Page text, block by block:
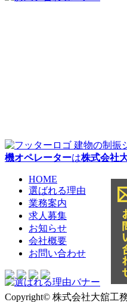
建物の制振
機オペレーターは株式会社
HOME
選ばれる理由
業務案内
求人募集
お知らせ
会社概要
お問い合わせ
Copyright© 株式会社大舘工